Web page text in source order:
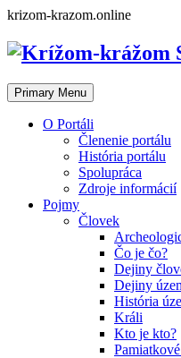
Skip
content
krizom-krazom.online
Primary Menu
O Portáli
Členenie portálu
História portálu
Spolupráca
Zdroje informácií
Pojmy
Človek
Čo je čo?
Dejiny
Dejiny
História
Králi
Kto je kto?